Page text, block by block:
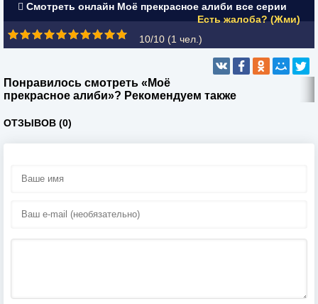
Смотреть онлайн Моё прекрасное алиби все серии
Есть жалоба? (Жми)
10/10 (1 чел.)
Понравилось смотреть «Моё
прекрасное алиби»? Рекомендуем также
ОТЗЫВОВ (0)